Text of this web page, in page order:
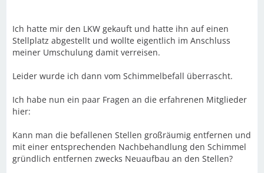
Ich hatte mir den LKW gekauft und hatte ihn auf einen
Stellplatz abgestellt und wollte eigentlich im Anschluss
meiner Umschulung damit verreisen.
Leider wurde ich dann vom Schimmelbefall überrascht.
Ich habe nun ein paar Fragen an die erfahrenen Mitglieder
hier:
Kann man die befallenen Stellen großräumig entfernen und
mit einer entsprechenden Nachbehandlung den Schimmel
gründlich entfernen zwecks Neuaufbau an den Stellen?